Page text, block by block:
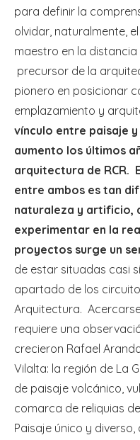
para definir la
olvidar, naturalmente,
maestro en la distancia
precursor de la
pionero en posicionar
emplazamiento y
vínculo entre paisaje
aumento los últimos
arquitectura de RCR.
entre ambos es tan
naturaleza y artificio,
experimentar en la
proyectos surge un
de estar situadas casi
apartado de los
Arquitectura.
requiere una
crecieron Rafael
Vilalta: la región de La
de paisaje volcánico,
comarca de reliquias
Paisaje único y